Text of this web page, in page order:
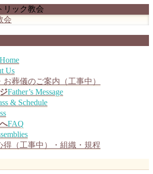
リック教会
Home
Us
お葬儀のご案内（工事中）
Father’s Message
& Schedule
FAQ
得（工事中）・組織・規程